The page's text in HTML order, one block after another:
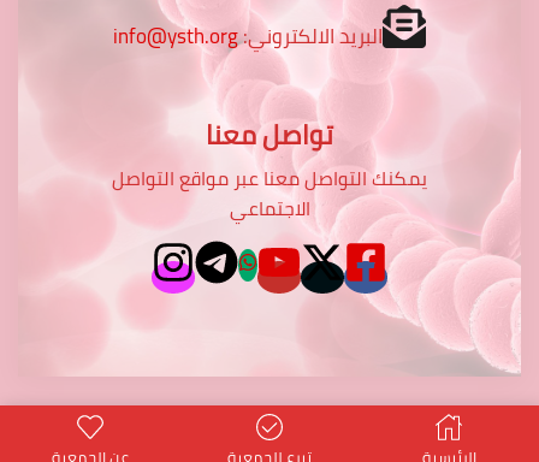
البريد الالكتروني:info@ysth.org
تواصل معنا
يمكنك التواصل معنا عبر مواقع التواصل
الاجتماعي